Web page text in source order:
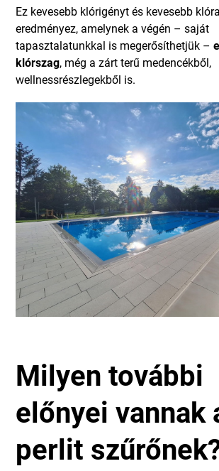
Ez kevesebb klórigényt és kevesebb
eredményez, amelynek a végén – saját
tapasztalatunkkal is megerősíthetjük –
klórszag, még a zárt terű medencékből,
wellnessrészlegekből is.
Milyen további
előnyei vannak
perlit